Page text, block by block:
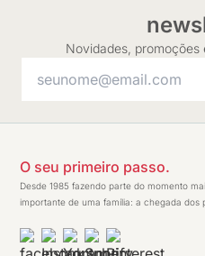
Novidades,
O seu primeiro passo.
Desde 1985 fazendo parte do momento
importante de uma família: a chegada dos